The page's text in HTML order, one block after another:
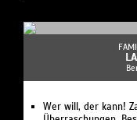
Wer will, der kann!